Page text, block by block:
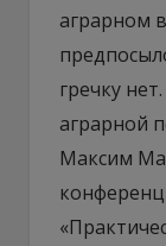
аграрном
гречку
аграрной
Максим